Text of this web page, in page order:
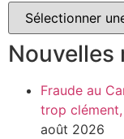
Nouvelles
Fraude au
trop
août 2026